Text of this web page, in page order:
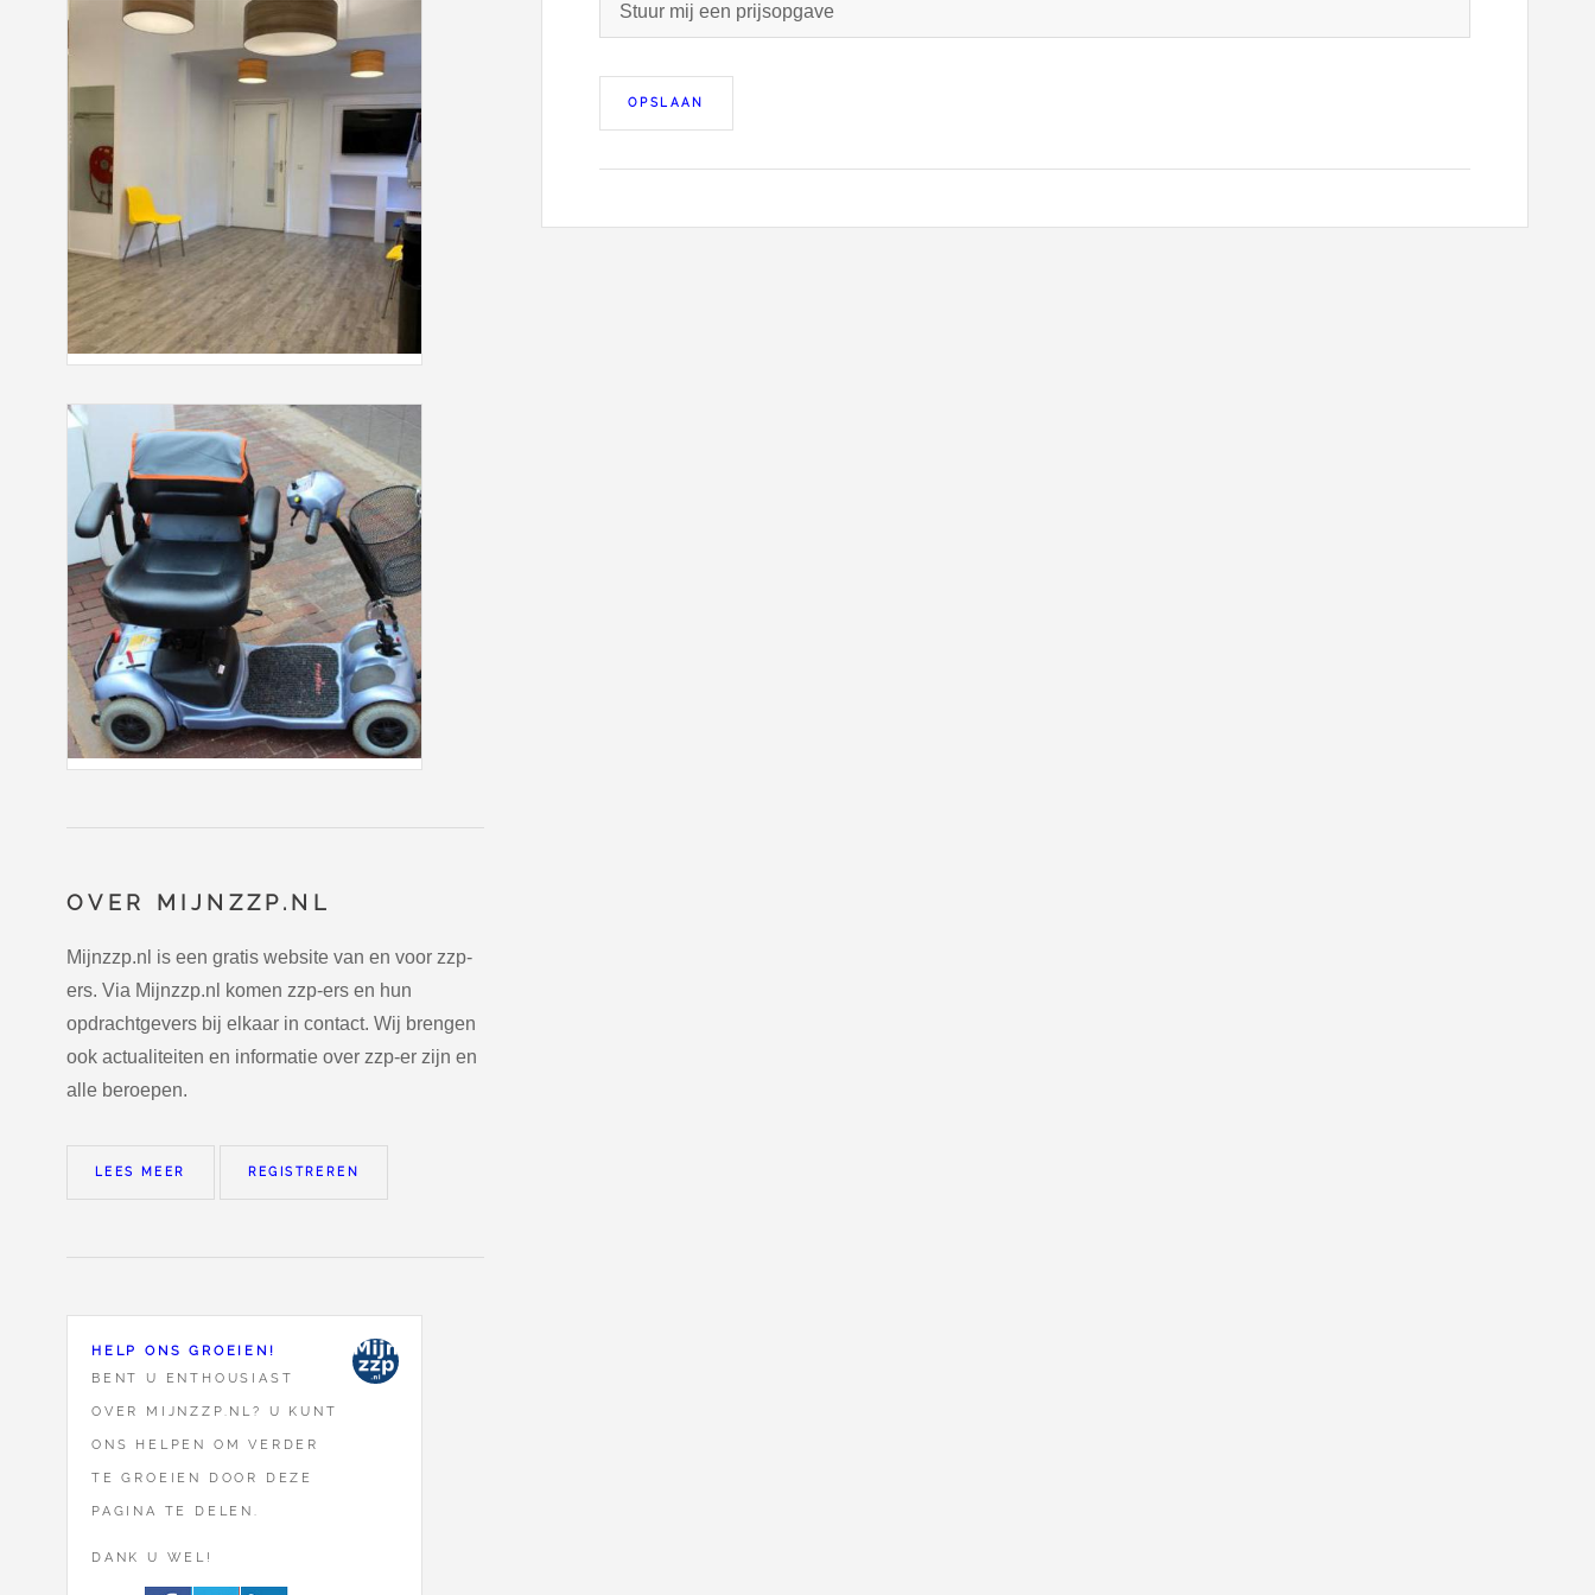
OVER MIJNZZP.NL
Mijnzzp.nl is een gratis website van en voor zzp-
ers. Via Mijnzzp.nl komen zzp-ers en hun
opdrachtgevers bij elkaar in contact. Wij brengen
ook actualiteiten en informatie over zzp-er zijn en
alle beroepen.
LEES MEER REGISTREREN
HELP ONS GROEIEN!
BENT U ENTHOUSIAST
OVER MIJNZZP.NL? U KUNT
ONS HELPEN OM VERDER
TE GROEIEN DOOR DEZE
PAGINA TE DELEN.
DANK U WEL!